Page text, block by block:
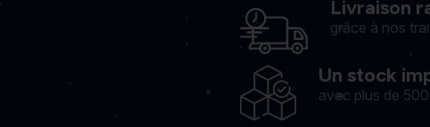
Livraison
grâce à nos
Un stock
avec plus de